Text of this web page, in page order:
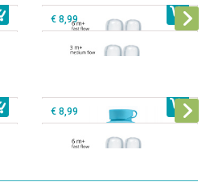
€ 8,99
Pura Sportfles 550 ml + Aqua sleeve
€ 8,99